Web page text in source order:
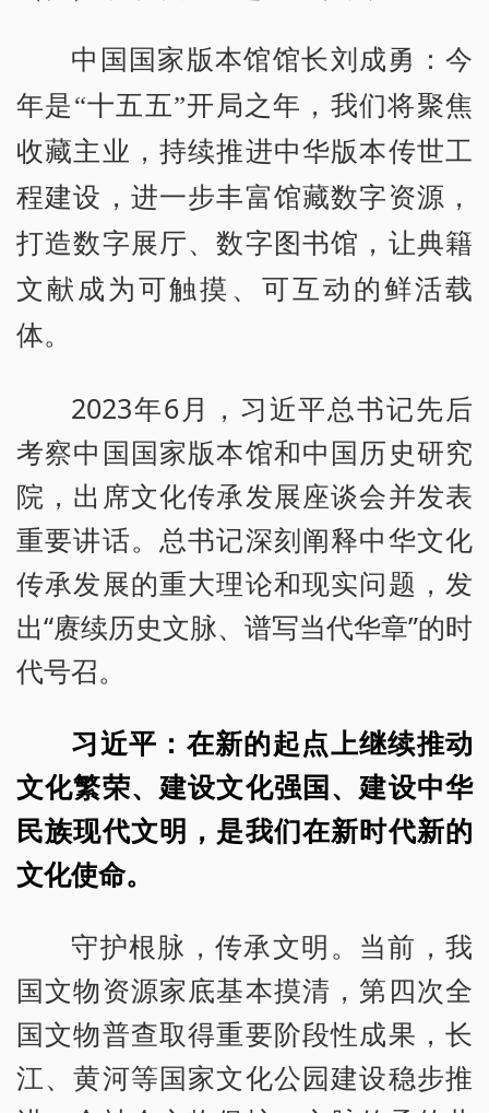
中国国家版本馆馆长刘成勇：今
年是“十五五”开局之年，我们将聚焦
收藏主业，持续推进中华版本传世工
程建设，进一步丰富馆藏数字资源，
打造数字展厅、数字图书馆，让典籍
文献成为可触摸、可互动的鲜活载
体。
2023年6月，习近平总书记先后
考察中国国家版本馆和中国历史研究
院，出席文化传承发展座谈会并发表
重要讲话。总书记深刻阐释中华文化
传承发展的重大理论和现实问题，发
出“赓续历史文脉、谱写当代华章”的时
代号召。
习近平：在新的起点上继续推动
文化繁荣、建设文化强国、建设中华
民族现代文明，是我们在新时代新的
文化使命。
守护根脉，传承文明。当前，我
国文物资源家底基本摸清，第四次全
国文物普查取得重要阶段性成果，长
江、黄河等国家文化公园建设稳步推